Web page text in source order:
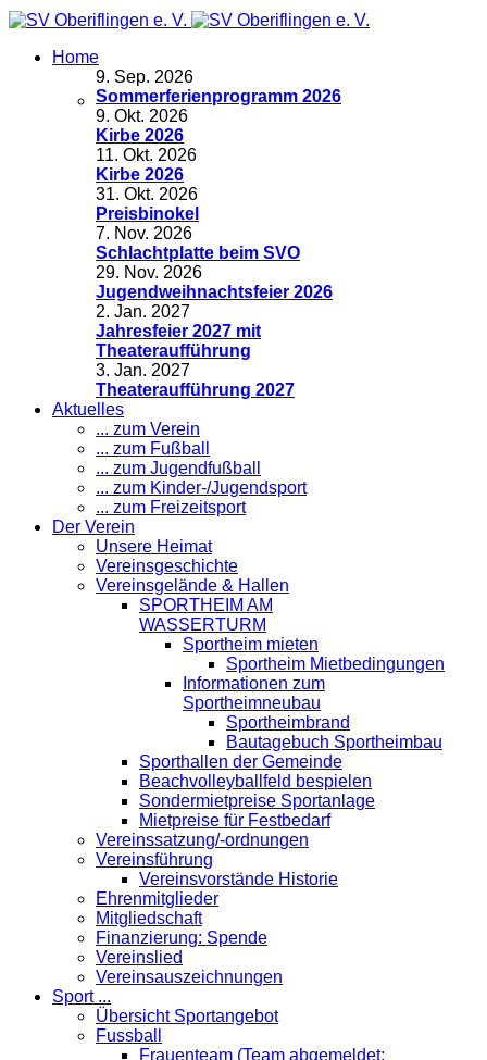
Home
9. Sep. 2026
Sommerferienprogramm 2026
9. Okt. 2026
Kirbe 2026
11. Okt. 2026
Kirbe 2026
31. Okt. 2026
Preisbinokel
7. Nov. 2026
Schlachtplatte beim SVO
29. Nov. 2026
Jugendweihnachtsfeier 2026
2. Jan. 2027
Jahresfeier 2027 mit
Theateraufführung
3. Jan. 2027
Theateraufführung 2027
Aktuelles
... zum Verein
... zum Fußball
... zum Jugendfußball
... zum Kinder-/Jugendsport
... zum Freizeitsport
Der Verein
Unsere Heimat
Vereinsgeschichte
Vereinsgelände & Hallen
SPORTHEIM AM
WASSERTURM
Sportheim mieten
Sportheim Mietbedingungen
Informationen zum
Sportheimneubau
Sportheimbrand
Bautagebuch Sportheimbau
Sporthallen der Gemeinde
Beachvolleyballfeld bespielen
Sondermietpreise Sportanlage
Mietpreise für Festbedarf
Vereinssatzung/-ordnungen
Vereinsführung
Vereinsvorstände Historie
Ehrenmitglieder
Mitgliedschaft
Finanzierung: Spende
Vereinslied
Vereinsauszeichnungen
Sport ...
Übersicht Sportangebot
Fussball
Frauenteam (Team abgemeldet;